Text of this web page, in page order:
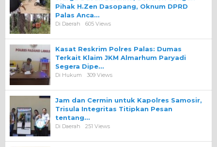
Pihak H.Zen Dasopang, Oknum DPRD
Palas Anca…
Di Daerah 605 Views
Kasat Reskrim Polres Palas: Dumas
Terkait Klaim JKM Almarhum Paryadi
Segera Dipe…
Di Hukum 309 Views
Jam dan Cermin untuk Kapolres Samosir,
Trisula Integritas Titipkan Pesan
tentang…
Di Daerah 251 Views